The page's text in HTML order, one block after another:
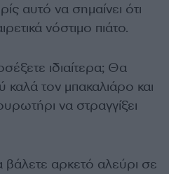
αυτό να σημαίνει ότι
νόστιμο πιάτο.
ιδιαίτερα; Θα
καλά τον μπακαλιάρο και
να στραγγίξει
βάλετε αρκετό αλεύρι σε